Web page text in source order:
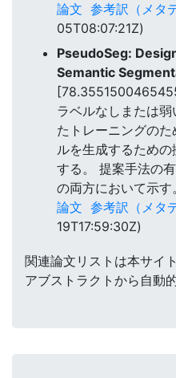
論文 参考訳（メタ
05T08:07:21Z)
PseudoSeg:
Semantic
ラベルなしまたは
たトレーニングの
ルを生成するため
する。 提案手法の
の両方において示す。
論文 参考訳（メタ
19T17:59:30Z)
関連論文リストは本サイ
アブストラクトから自動